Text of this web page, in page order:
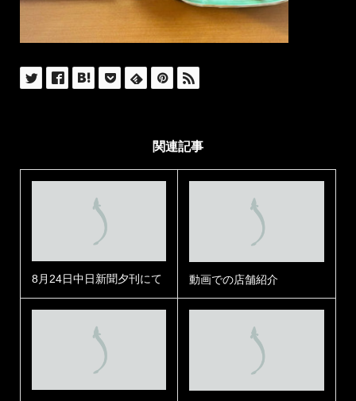
関連記事
8月24日中日新聞夕刊にて 動画での店舗紹介